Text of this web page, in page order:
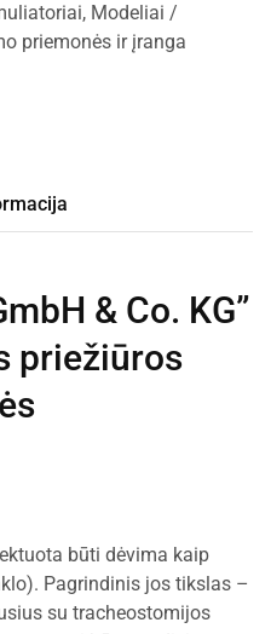
, Modeliai /
priemonės ir įranga
& Co. KG”
priežiūros
būti dėvima kaip
Pagrindinis jos tikslas –
su tracheostomijos